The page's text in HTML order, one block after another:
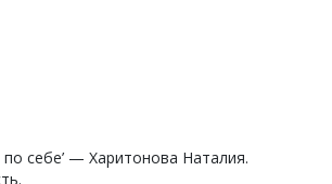
себе’ — Харитонова Наталия.